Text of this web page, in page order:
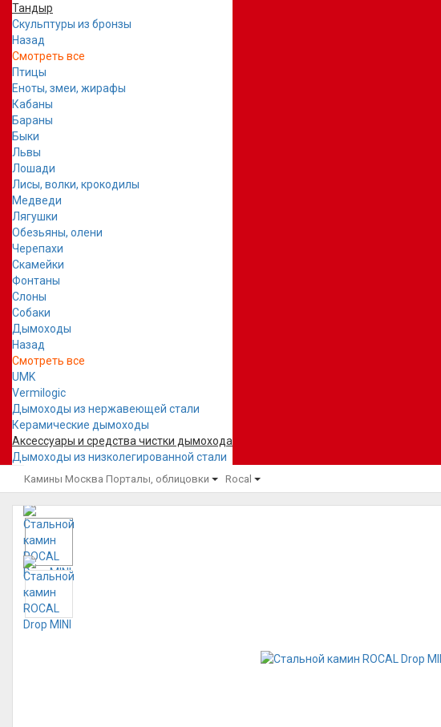
Тандыр
Скульптуры из бронзы
Назад
Смотреть все
Птицы
Еноты, змеи, жирафы
Кабаны
Бараны
Быки
Львы
Лошади
Лисы, волки, крокодилы
Медведи
Лягушки
Обезьяны, олени
Черепахи
Скамейки
Фонтаны
Слоны
Собаки
Дымоходы
Назад
Смотреть все
UMK
Vermilogic
Дымоходы из нержавеющей стали
Керамические дымоходы
Аксессуары и средства чистки дымохода
Дымоходы из низколегированной стали
Камины Москва Порталы, облицовки Rocal